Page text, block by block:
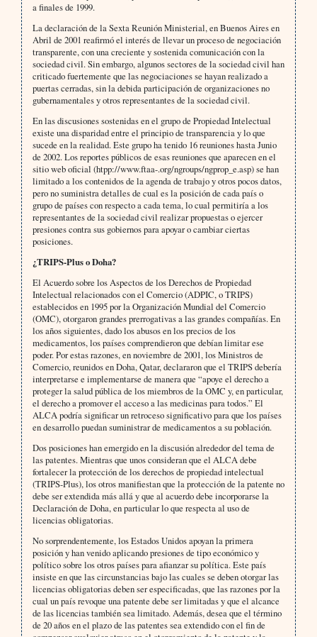
a finales de 1999.
La declaración de la Sexta Reunión Ministerial, en Buenos Aires en
Abril de 2001 reafirmó el interés de llevar un proceso de negociación
transparente, con una creciente y sostenida comunicación con la
sociedad civil. Sin embargo, algunos sectores de la sociedad civil han
criticado fuertemente que las negociaciones se hayan realizado a
puertas cerradas, sin la debida participación de organizaciones no
gubernamentales y otros representantes de la sociedad civil.
En las discusiones sostenidas en el grupo de Propiedad Intelectual
existe una disparidad entre el principio de transparencia y lo que
sucede en la realidad. Este grupo ha tenido 16 reuniones hasta Junio
de 2002. Los reportes públicos de esas reuniones que aparecen en el
sitio web oficial (htpp://www.ftaa-.org/ngroups/ngprop_e.asp) se han
limitado a los contenidos de la agenda de trabajo y otros pocos datos,
pero no suministra detalles de cual es la posición de cada país o
grupo de países con respecto a cada tema, lo cual permitiría a los
representantes de la sociedad civil realizar propuestas o ejercer
presiones contra sus gobiernos para apoyar o cambiar ciertas
posiciones.
¿TRIPS-Plus o Doha?
El Acuerdo sobre los Aspectos de los Derechos de Propiedad
Intelectual relacionados con el Comercio (ADPIC, o TRIPS)
establecidos en 1995 por la Organización Mundial del Comercio
(OMC), otorgaron grandes prerrogativas a las grandes compañías. En
los años siguientes, dado los abusos en los precios de los
medicamentos, los países comprendieron que debían limitar ese
poder. Por estas razones, en noviembre de 2001, los Ministros de
Comercio, reunidos en Doha, Qatar, declararon que el TRIPS debería
interpretarse e implementarse de manera que “apoye el derecho a
proteger la salud pública de los miembros de la OMC y, en particular,
el derecho a promover el acceso a las medicinas para todos.” El
ALCA podría significar un retroceso significativo para que los países
en desarrollo puedan suministrar de medicamentos a su población.
Dos posiciones han emergido en la discusión alrededor del tema de
las patentes. Mientras que unos consideran que el ALCA debe
fortalecer la protección de los derechos de propiedad intelectual
(TRIPS-Plus), los otros manifiestan que la protección de la patente no
debe ser extendida más allá y que al acuerdo debe incorporarse la
Declaración de Doha, en particular lo que respecta al uso de
licencias obligatorias.
No sorprendentemente, los Estados Unidos apoyan la primera
posición y han venido aplicando presiones de tipo económico y
político sobre los otros países para afianzar su política. Este país
insiste en que las circunstancias bajo las cuales se deben otorgar las
licencias obligatorias deben ser especificadas, que las razones por la
cual un país revoque una patente debe ser limitadas y que el alcance
de las licencias también sea limitado. Además, desea que el término
de 20 años en el plazo de las patentes sea extendido con el fin de